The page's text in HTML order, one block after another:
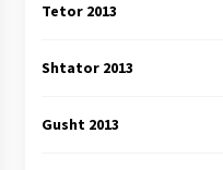
Tetor 2013
Shtator 2013
Gusht 2013